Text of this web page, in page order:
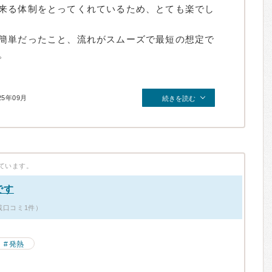
る体制をとってくれているため、とても楽でし
単だったこと、流れがスムーズで最短の想定で
年09月 続きを読む
います。
す
コミ1件）
発熱